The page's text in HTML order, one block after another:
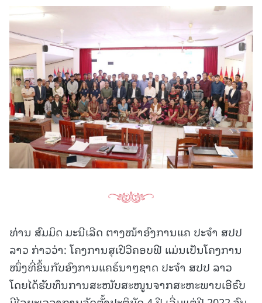
ທ່ານ ສົມມິດ ມະນີເລີດ ຕາງໜ້າອົງການແຄ ປະຈຳ ສປປ
ລາວ ກ່າວວ່າ: ໂຄງການສຸເປີວີຄອບຟີ ແມ່ນເປັນໂຄງການ
ໜຶ່ງທີ່ຂຶ້ນກັບອົງການແຄຣ໌ນາໆຊາດ ປະຈຳ ສປປ ລາວ
ໂດຍໄດ້ຮັບທຶນການສະໜັບສະໜູນຈາກສະຫະພາບເອີຣົບ